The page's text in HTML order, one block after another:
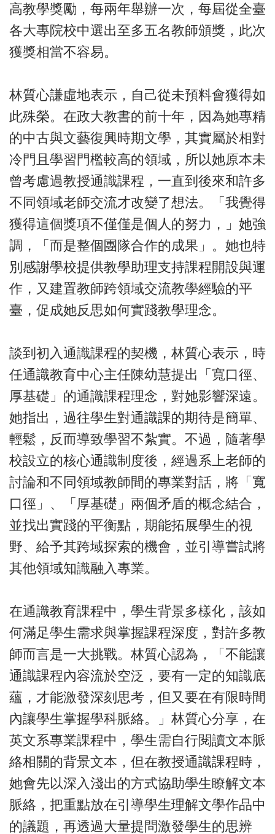
高教學獎勵，每兩年舉辦一次，每屆從全臺
各大專院校中選出至多五名教師頒獎，此次
獲獎相當不容易。
林質心謙虛地表示，自己從未預料會獲得如
此殊榮。在政大教書的前十年，因為她專精
的中古與文藝復興時期文學，其實屬於相對
冷門且學習門檻較高的領域，所以她原本未
曾考慮過教授通識課程，一直到後來和許多
不同領域老師交流才改變了想法。「我覺得
獲得這個獎項不僅僅是個人的努力，」她強
調，「而是整個團隊合作的成果」。她也特
別感謝學校提供教學助理支持課程開設與運
作，又建置教師跨領域交流教學經驗的平
臺，促成她反思如何實踐教學理念。
談到初入通識課程的契機，林質心表示，時
任通識教育中心主任陳幼慧提出「寬口徑、
厚基礎」的通識課程理念，對她影響深遠。
她指出，過往學生對通識課的期待是簡單、
輕鬆，反而導致學習不紮實。不過，隨著學
校設立的核心通識制度後，經過系上老師的
討論和不同領域教師間的專業對話，將「寬
口徑」、「厚基礎」兩個矛盾的概念結合，
並找出實踐的平衡點，期能拓展學生的視
野、給予其跨域探索的機會，並引導嘗試將
其他領域知識融入專業。
在通識教育課程中，學生背景多樣化，該如
何滿足學生需求與掌握課程深度，對許多教
師而言是一大挑戰。林質心認為，「不能讓
通識課程內容流於空泛，要有一定的知識底
蘊，才能激發深刻思考，但又要在有限時間
內讓學生掌握學科脈絡。」林質心分享，在
英文系專業課程中，學生需自行閱讀文本脈
絡相關的背景文本，但在教授通識課程時，
她會先以深入淺出的方式協助學生瞭解文本
脈絡，把重點放在引導學生理解文學作品中
的議題，再透過大量提問激發學生的思辨